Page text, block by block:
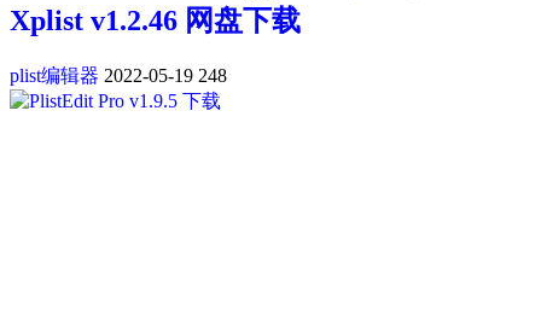
Xplist v1.2.46 网盘下载
plist编辑器 2022-05-19 248